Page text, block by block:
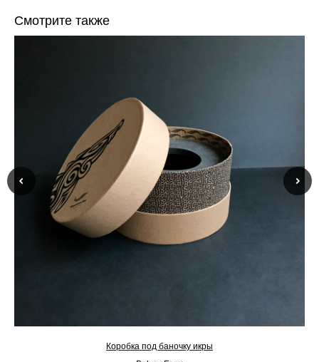
Смотрите также
Коробка под баночку икры